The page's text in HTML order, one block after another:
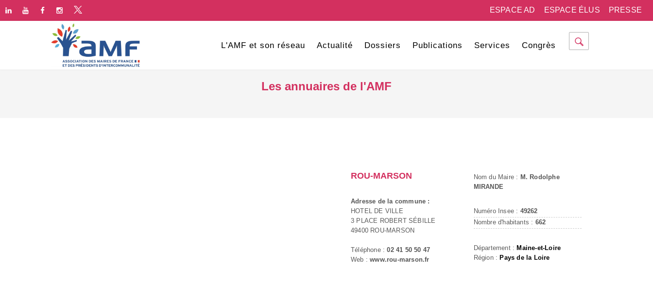
PRESSE
ESPACE ÉLUS
ESPACE AD
L'AMF et son réseau Actualité Dossiers Publications Services Congrès
Les annuaires de l'AMF
ROU-MARSON
Adresse de la commune :
HOTEL DE VILLE
3 PLACE ROBERT SÉBILLE
49400 ROU-MARSON
Téléphone :02 41 50 50 47
Web :www.rou-marson.fr
Nom du Maire : M. Rodolphe
MIRANDE
Numéro Insee : 49262
Nombre d'habitants : 662
Département : Maine-et-Loire
Région : Pays de la Loire